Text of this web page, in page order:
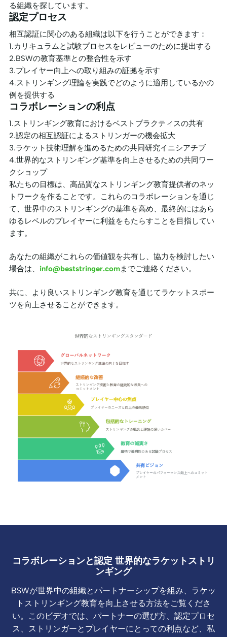
る組織を探しています。
認定プロセス
相互認証に関心のある組織は以下を行うことができます：
1.カリキュラムと試験プロセスをレビューのために提出する
2.BSWの教育基準との整合性を示す
3.プレイヤー向上への取り組みの証拠を示す
4.ストリンギング理論を実践でどのように適用しているかの
例を提供する
コラボレーションの利点
1.ストリンギング教育におけるベストプラクティスの共有
2.認定の相互認証によるストリンガーの機会拡大
3.ラケット技術理解を進めるための共同研究イニシアチブ
4.世界的なストリンギング基準を向上させるための共同ワー
クショップ
私たちの目標は、高品質なストリンギング教育提供者のネッ
トワークを作ることです。これらのコラボレーションを通じ
て、世界中のストリンギングの基準を高め、最終的にはあら
ゆるレベルのプレイヤーに利益をもたらすことを目指してい
ます。
あなたの組織がこれらの価値観を共有し、協力を検討したい
場合は、 info@beststringer.comまでご連絡ください。
共に、より良いストリンギング教育を通じてラケットスポー
ツを向上させることができます。
コラボレーションと認定 世界的なラケットストリ
ンギング
BSWが世界中の組織とパートナーシップを組み、ラケッ
トストリンギング教育を向上させる方法をご覧くださ
い。このビデオでは、パートナーの選び方、認定プロセ
ス、ストリンガーとプレイヤーにとっての利点など、私